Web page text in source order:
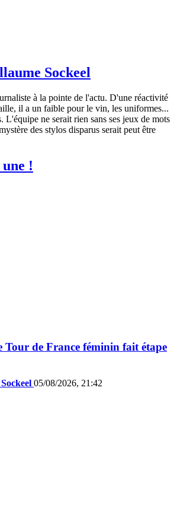
Sockeel
à la pointe de l'actu. D'une réactivité
il a un faible pour le vin, les uniformes...
L'équipe ne serait rien sans ses jeux de mots
des stylos disparus serait peut être
!
Tour de France féminin fait étape
05/08/2026, 21:42